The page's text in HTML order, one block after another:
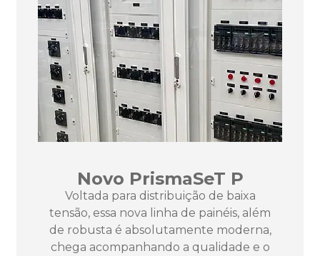
Novo PrismaSeT P
Voltada para distribuição de baixa
tensão, essa nova linha de painéis, além
de robusta é absolutamente moderna,
chega acompanhando a qualidade e o